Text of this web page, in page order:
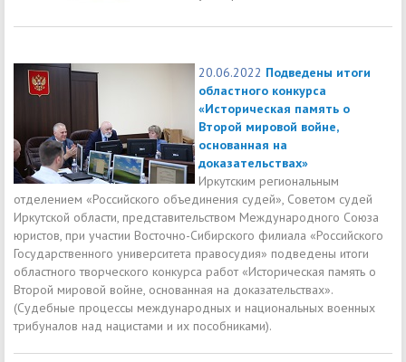
20.06.2022 Подведены итоги
областного конкурса
«Историческая память о
Второй мировой войне,
основанная на
доказательствах»
Иркутским региональным
отделением «Российского объединения судей», Советом судей
Иркутской области, представительством Международного Союза
юристов, при участии Восточно-Сибирского филиала «Российского
Государственного университета правосудия» подведены итоги
областного творческого конкурса работ «Историческая память о
Второй мировой войне, основанная на доказательствах».
(Судебные процессы международных и национальных военных
трибуналов над нацистами и их пособниками).